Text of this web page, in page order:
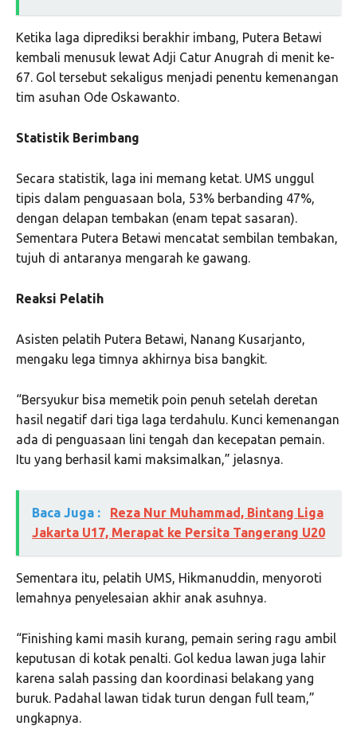
Ketika laga diprediksi berakhir imbang, Putera Betawi
kembali menusuk lewat Adji Catur Anugrah di menit ke-
67. Gol tersebut sekaligus menjadi penentu kemenangan
tim asuhan Ode Oskawanto.
Statistik Berimbang
Secara statistik, laga ini memang ketat. UMS unggul
tipis dalam penguasaan bola, 53% berbanding 47%,
dengan delapan tembakan (enam tepat sasaran).
Sementara Putera Betawi mencatat sembilan tembakan,
tujuh di antaranya mengarah ke gawang.
Reaksi Pelatih
Asisten pelatih Putera Betawi, Nanang Kusarjanto,
mengaku lega timnya akhirnya bisa bangkit.
“Bersyukur bisa memetik poin penuh setelah deretan
hasil negatif dari tiga laga terdahulu. Kunci kemenangan
ada di penguasaan lini tengah dan kecepatan pemain.
Itu yang berhasil kami maksimalkan,” jelasnya.
Baca Juga :
Reza Nur Muhammad, Bintang Liga
Jakarta U17, Merapat ke Persita Tangerang U20
Sementara itu, pelatih UMS, Hikmanuddin, menyoroti
lemahnya penyelesaian akhir anak asuhnya.
“Finishing kami masih kurang, pemain sering ragu ambil
keputusan di kotak penalti. Gol kedua lawan juga lahir
karena salah passing dan koordinasi belakang yang
buruk. Padahal lawan tidak turun dengan full team,”
ungkapnya.